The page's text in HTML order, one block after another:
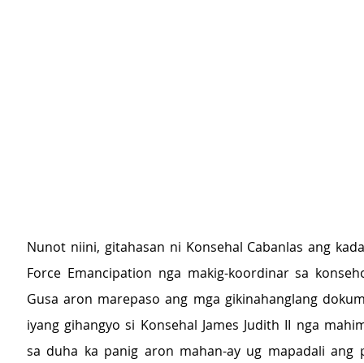
Nunot niini, gitahasan ni Konsehal Cabanlas ang
Force Emancipation nga makig-koordinar sa
Gusa aron marepaso ang mga gikinahanglang
iyang gihangyo si Konsehal James Judith II nga
sa duha ka panig aron mahan-ay ug mapadali ang